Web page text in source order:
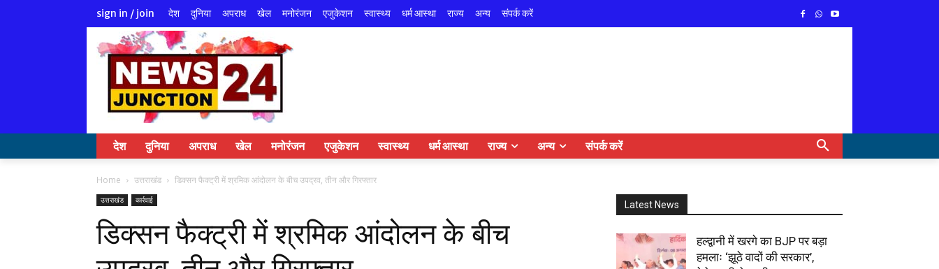
sign in / join देश दुनिया अपराध खेल मनोरंजन एजुकेशन स्वास्थ्य धर्म आस्था राज्य अन्य संपर्क करें
देश दुनिया अपराध खेल मनोरंजन एजुकेशन स्वास्थ्य धर्म आस्था राज्य अन्य संपर्क करें
Home उत्तराखंड डिक्सन फैक्ट्री में श्रमिक आंदोलन के बीच उपद्रव, तीन और गिरफ्तार
उत्तराखंड कार्रवाई
डिक्सन फैक्ट्री में श्रमिक आंदोलन के बीच
Latest News
हल्द्वानी में खरगे का BJP पर बड़ा
हमलाः ‘झूठे वादों की सरकार’,